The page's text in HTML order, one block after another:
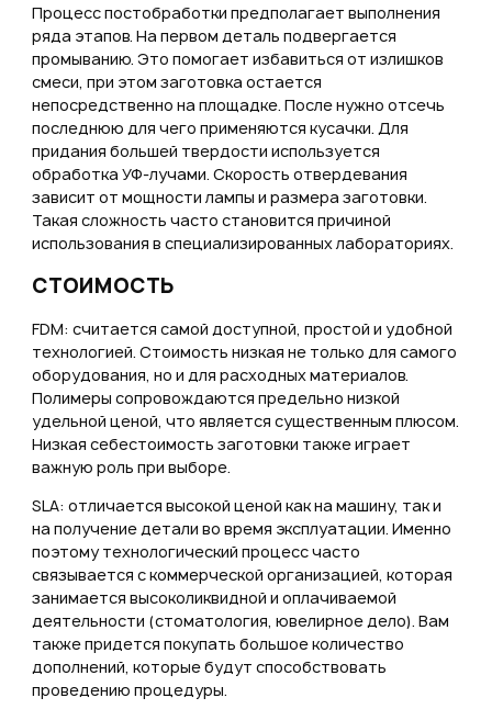
Процесс постобработки предполагает выполнения
ряда этапов. На первом деталь подвергается
промыванию. Это помогает избавиться от излишков
смеси, при этом заготовка остается
непосредственно на площадке. После нужно отсечь
последнюю для чего применяются кусачки. Для
придания большей твердости используется
обработка УФ-лучами. Скорость отвердевания
зависит от мощности лампы и размера заготовки.
Такая сложность часто становится причиной
использования в специализированных лабораториях.
СТОИМОСТЬ
FDM: считается самой доступной, простой и удобной
технологией. Стоимость низкая не только для самого
оборудования, но и для расходных материалов.
Полимеры сопровождаются предельно низкой
удельной ценой, что является существенным плюсом.
Низкая себестоимость заготовки также играет
важную роль при выборе.
SLA: отличается высокой ценой как на машину, так и
на получение детали во время эксплуатации. Именно
поэтому технологический процесс часто
связывается с коммерческой организацией, которая
занимается высоколиквидной и оплачиваемой
деятельности (стоматология, ювелирное дело). Вам
также придется покупать большое количество
дополнений, которые будут способствовать
проведению процедуры.